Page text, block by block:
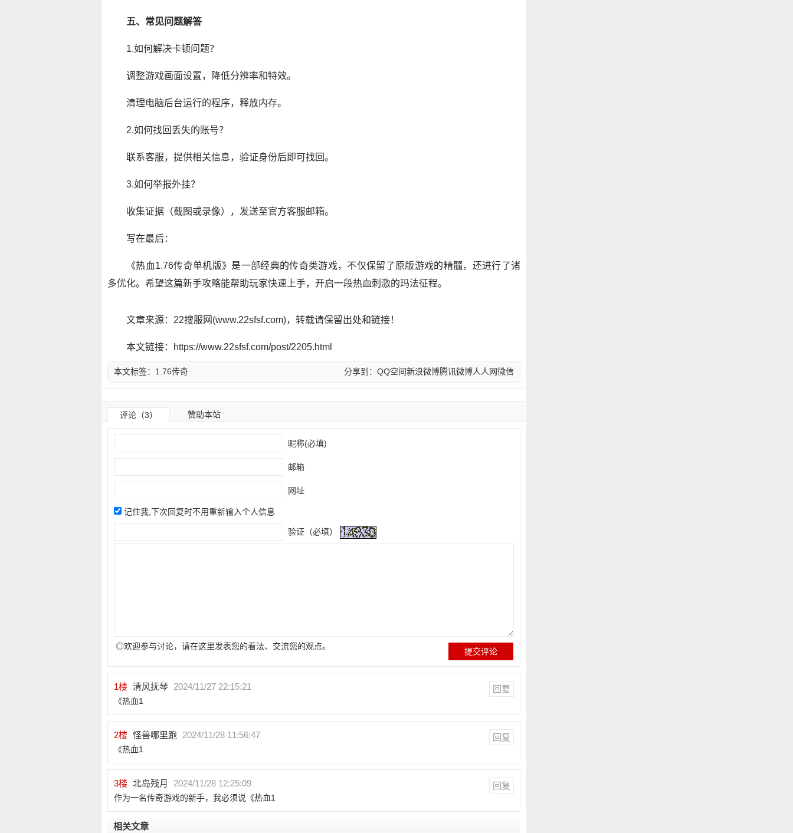
五、常见问题解答
1.如何解决卡顿问题？
调整游戏画面设置，降低分辨率和特效。
清理电脑后台运行的程序，释放内存。
2.如何找回丢失的账号？
联系客服，提供相关信息，验证身份后即可找回。
3.如何举报外挂？
收集证据（截图或录像），发送至官方客服邮箱。
写在最后：
《热血1.76传奇单机版》是一部经典的传奇类游戏，不仅保留了原版游戏的精髓，还进行了诸
多优化。希望这篇新手攻略能帮助玩家快速上手，开启一段热血刺激的玛法征程。
文章来源：22搜服网(www.22sfsf.com)，转载请保留出处和链接！
本文链接：https://www.22sfsf.com/post/2205.html
分享到： QQ空间新浪微博腾讯微博人人网微信
本文标签： 1.76传奇
评论（3） 赞助本站
昵称(必填)
邮箱
网址
记住我,下次回复时不用重新输入个人信息
验证（必填）
◎欢迎参与讨论，请在这里发表您的看法、交流您的观点。
1楼 清风抚琴 2024/11/27 22:15:21 回复
《热血1
2楼 怪兽哪里跑 2024/11/28 11:56:47 回复
《热血1
3楼 北岛残月 2024/11/28 12:25:09 回复
作为一名传奇游戏的新手，我必须说《热血1
相关文章